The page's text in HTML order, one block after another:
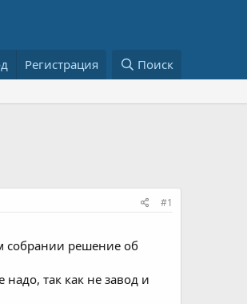
Регистрация Поиск
#1
собрании решение об
так как не завод и